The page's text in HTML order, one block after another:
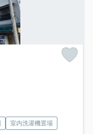
室内洗濯機置場